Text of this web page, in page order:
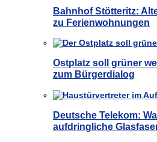
Bahnhof Stötteritz:
zu Ferienwohnungen
Ostplatz soll grüner
zum Bürgerdialog
Deutsche Telekom:
aufdringliche